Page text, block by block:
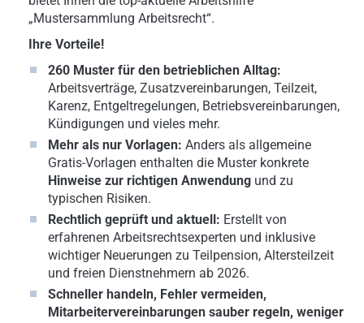
„Mustersammlung Arbeitsrecht“.
Ihre Vorteile!
260 Muster für den betrieblichen Alltag:
Arbeitsverträge, Zusatzvereinbarungen, Teilzeit,
Karenz, Entgeltregelungen, Betriebsvereinbarungen,
Kündigungen und vieles mehr.
Mehr als nur Vorlagen: Anders als allgemeine
Gratis-Vorlagen enthalten die Muster konkrete
Hinweise zur richtigen Anwendung und zu
typischen Risiken.
Rechtlich geprüft und aktuell: Erstellt von
erfahrenen Arbeitsrechtsexperten und inklusive
wichtiger Neuerungen zu Teilpension, Altersteilzeit
und freien Dienstnehmern ab 2026.
Schneller handeln, Fehler vermeiden,
Mitarbeitervereinbarungen sauber regeln, weniger